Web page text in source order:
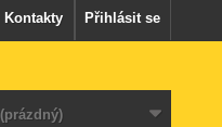
Přihlásit se
Kontakty
(prázdný)